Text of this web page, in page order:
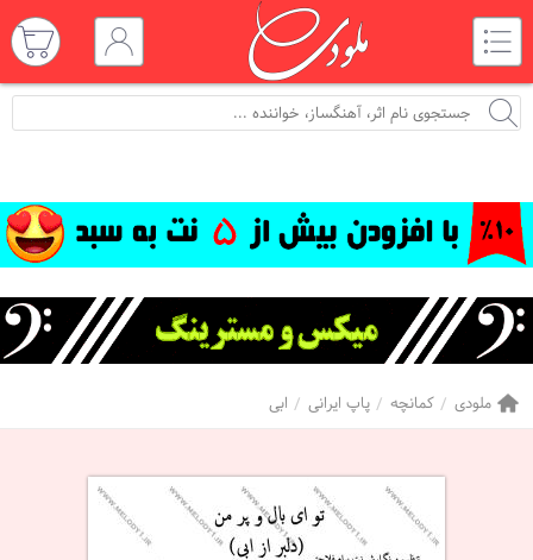
ملودی کمانچه پاپ ایرانی ابی